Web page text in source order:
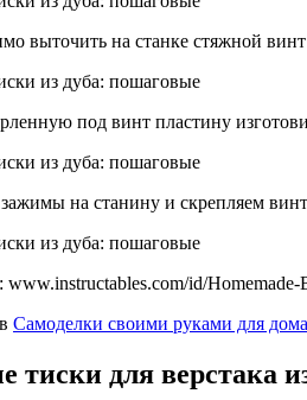
выточить на станке стяжной
под винт пластину
на станину и скрепляем
id/Homemade-
Самоделки своими руками для
тиски для верстака